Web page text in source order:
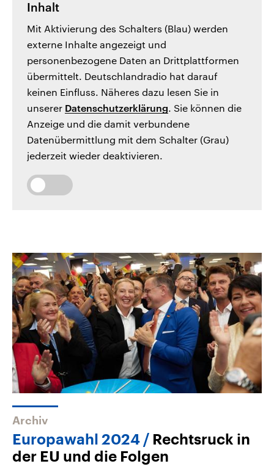
Inhalt
Mit Aktivierung des Schalters (Blau) werden
externe Inhalte angezeigt und
personenbezogene Daten an Drittplattformen
übermittelt. Deutschlandradio hat darauf
keinen Einfluss. Näheres dazu lesen Sie in
unserer Datenschutzerklärung. Sie können die
Anzeige und die damit verbundene
Datenübermittlung mit dem Schalter (Grau)
jederzeit wieder deaktivieren.
Archiv
Europawahl 2024
Rechtsruck in
der EU und die Folgen